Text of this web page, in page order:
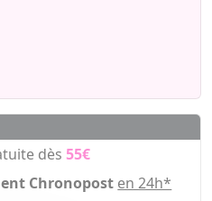
dès55€
Chronopost en 24h*